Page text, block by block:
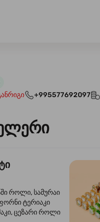
+995577692097
როლი, სამურაი
ტერიაკი
ცეზარი როლი